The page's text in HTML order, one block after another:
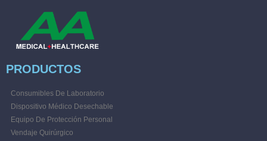
PRODUCTOS
Consumibles De Laboratorio
Dispositivo Médico Desechable
Equipo De Protección Personal
Vendaje Quirúrgico